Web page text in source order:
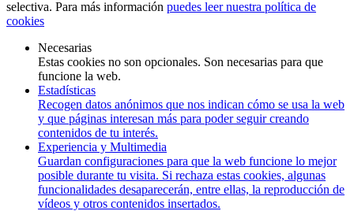
selectiva. Para más información puedes leer nuestra política de
cookies
Necesarias
Estas cookies no son opcionales. Son necesarias para que
funcione la web.
Estadísticas
Recogen datos anónimos que nos indican cómo se usa la web
y que páginas interesan más para poder seguir creando
contenidos de tu interés.
Experiencia y Multimedia
Guardan configuraciones para que la web funcione lo mejor
posible durante tu visita. Si rechaza estas cookies, algunas
funcionalidades desaparecerán, entre ellas, la reproducción de
vídeos y otros contenidos insertados.